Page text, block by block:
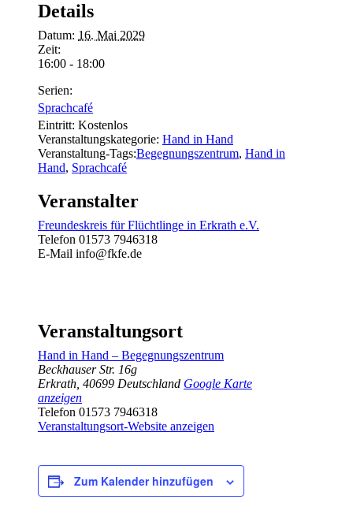
Details
Datum: 16. Mai 2029
Zeit:
16:00 - 18:00
Serien:
Sprachcafé
Eintritt: Kostenlos
Veranstaltungskategorie: Hand in Hand
Veranstaltung-Tags:Begegnungszentrum, Hand in
Hand, Sprachcafé
Veranstalter
Freundeskreis für Flüchtlinge in Erkrath e.V.
Telefon 01573 7946318
E-Mail info@fkfe.de
Veranstaltungsort
Hand in Hand – Begegnungszentrum
Beckhauser Str. 16g
Erkrath 40699 Deutschland Google Karte
anzeigen
Telefon 01573 7946318
Veranstaltungsort-Website anzeigen
Zum Kalender hinzufügen